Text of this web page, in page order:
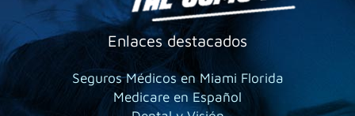
Enlaces destacados
Seguros Médicos en Miami Florida
Medicare en Español